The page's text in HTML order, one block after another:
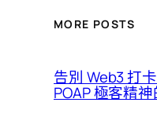
MORE POSTS
告別 Web3 打
POAP 極客精